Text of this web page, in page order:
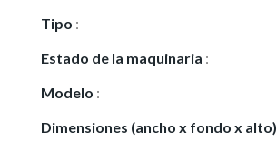
Tipo :
Estado de la maquinaria :
Modelo :
Dimensiones (ancho x fondo x alto)